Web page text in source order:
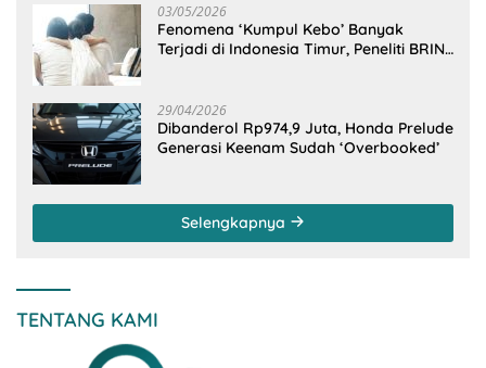
03/05/2026
Fenomena ‘Kumpul Kebo’ Banyak
Terjadi di Indonesia Timur, Peneliti BRIN
29/04/2026
Dibanderol Rp974,9 Juta, Honda Prelude
Generasi Keenam Sudah ‘Overbooked’
Selengkapnya
TENTANG KAMI